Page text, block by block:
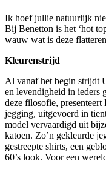
Ik hoef jullie natuurlijk
Bij Benetton is het ‘hot
wauw wat is deze
Kleurenstrijd
Al vanaf het begin strijdt
en levendigheid in ieders
deze filosofie, presenteert
jegging, uitgevoerd in
model vervaardigd uit
katoen. Zo’n gekleurde
gestreepte shirts, een
60’s look. Voor een